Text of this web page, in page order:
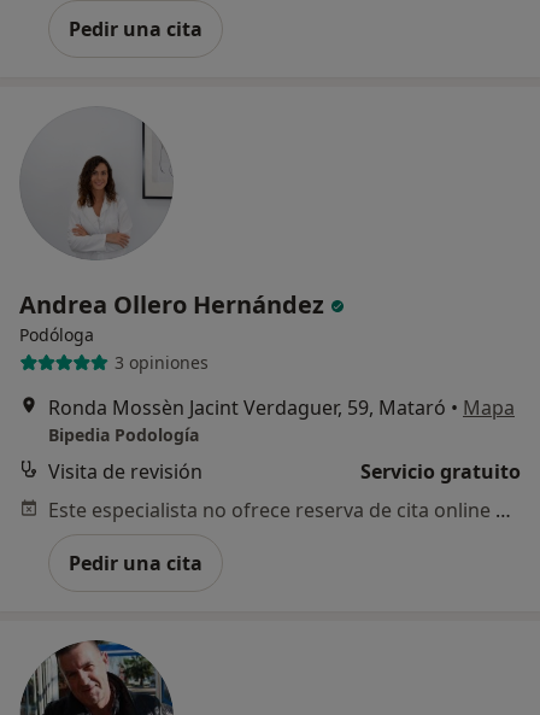
Pedir una cita
Andrea Ollero Hernández
Podóloga
3 opiniones
Ronda Mossèn Jacint Verdaguer, 59, Mataró • Mapa
Bipedia Podología
Visita de revisión
Servicio gratuito
Este especialista no ofrece reserva de cita online en esta dirección.
Pedir una cita